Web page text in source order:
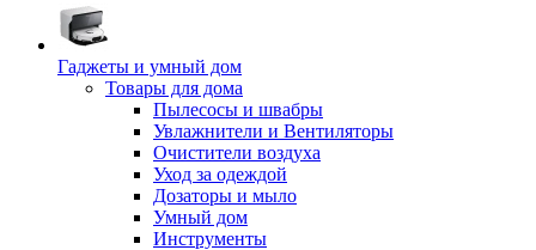
Гаджеты и умный дом
Товары для дома
Пылесосы и швабры
Увлажнители и Вентиляторы
Очистители воздуха
Уход за одеждой
Дозаторы и мыло
Умный дом
Инструменты